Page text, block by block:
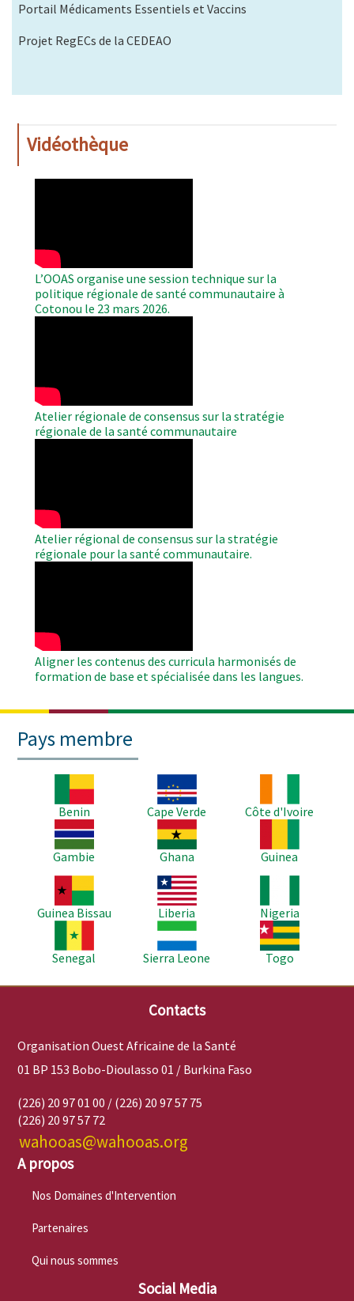
Portail Médicaments Essentiels et Vaccins
Projet RegECs de la CEDEAO
Vidéothèque
L’OOAS organise une session technique sur la
politique régionale de santé communautaire à
Cotonou le 23 mars 2026.
Atelier régionale de consensus sur la stratégie
régionale de la santé communautaire
Atelier régional de consensus sur la stratégie
régionale pour la santé communautaire.
Aligner les contenus des curricula harmonisés de
formation de base et spécialisée dans les langues.
Pays membre
Benin
Image
Cape Verde
Côte d'Ivoire
Image
Gambie
Image
Ghana
Guinea
Image
Guinea Bissau
Image
Liberia
Nigeria
Senegal
Image
Sierra Leone
Image
Togo
Contacts
Organisation Ouest Africaine de la Santé
01 BP 153 Bobo-Dioulasso 01 / Burkina Faso
(226) 20 97 01 00 / (226) 20 97 57 75
(226) 20 97 57 72
wahooas@wahooas.org
A propos
Nos Domaines d'Intervention
Partenaires
Qui nous sommes
Social Media